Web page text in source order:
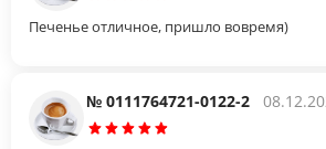
Печенье отличное, пришло вовремя)
№ 0111764721-0122-2